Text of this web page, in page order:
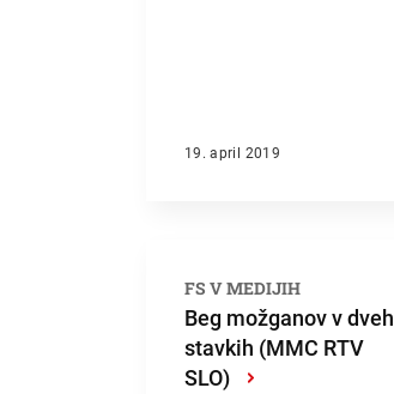
19. april 2019
FS V MEDIJIH
Beg možganov v dveh
stavkih (MMC RTV
SLO)
›